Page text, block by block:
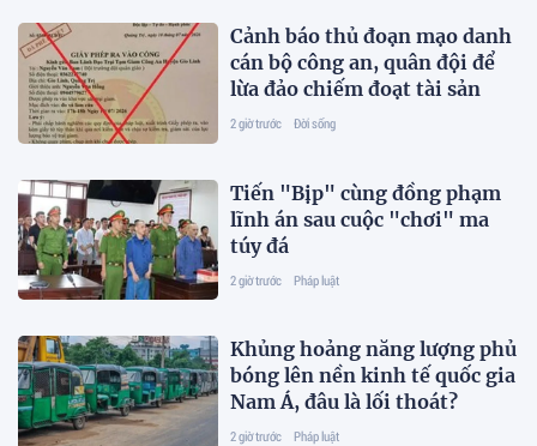
Cảnh báo thủ đoạn mạo danh
cán bộ công an, quân đội để
lừa đảo chiếm đoạt tài sản
2 giờ trước Đời sống
Tiến "Bịp" cùng đồng phạm
lĩnh án sau cuộc "chơi" ma
túy đá
2 giờ trước Pháp luật
Khủng hoảng năng lượng phủ
bóng lên nền kinh tế quốc gia
Nam Á, đâu là lối thoát?
2 giờ trước Pháp luật